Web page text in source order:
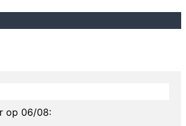
iLL WuN - Je weet wat is wat
de klink steken in plaats van een muntje, en
een rode paraplu in de auto hebt liggen, met
op 06/08: